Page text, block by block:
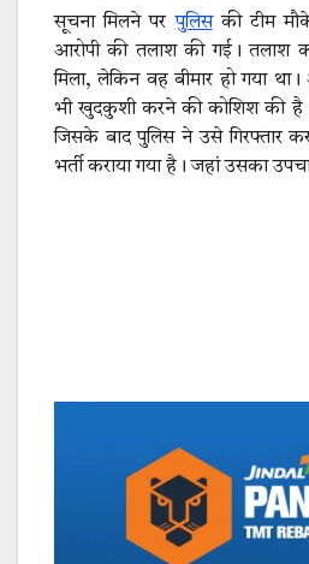
सूचना मिलने परपुलिसकी टीम
आरोपी की तलाश की गई। तलाश
मिला, लेकिन वह बीमार हो गया
भी खुदकुशी करने की कोशिश की
जिसके बाद पुलिस ने उसे गिरफ्तार
भर्ती कराया गया है। जहां उसका